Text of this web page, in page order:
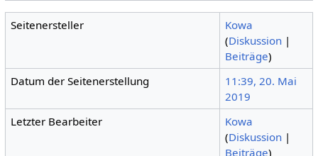
Seitenersteller
Kowa
(Diskussion |
Beiträge)
Datum der Seitenerstellung
11:39, 20. Mai
2019
Letzter Bearbeiter
Kowa
(Diskussion |
Beiträge)